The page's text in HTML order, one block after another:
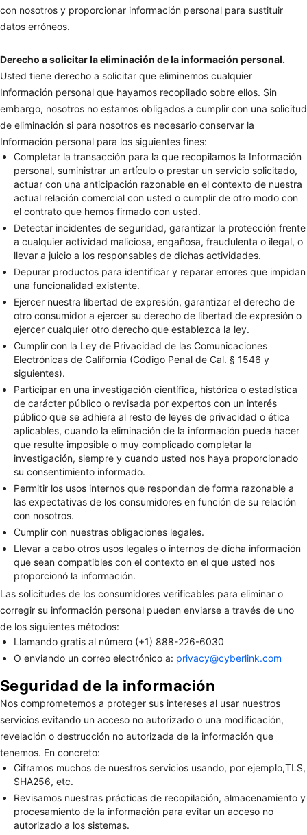
con nosotros y proporcionar información personal para sustituir
datos erróneos.
Derecho a solicitar la eliminación de la información personal.
Usted tiene derecho a solicitar que eliminemos cualquier
Información personal que hayamos recopilado sobre ellos. Sin
embargo, nosotros no estamos obligados a cumplir con una solicitud
de eliminación si para nosotros es necesario conservar la
Información personal para los siguientes fines:
Completar la transacción para la que recopilamos la Información
personal, suministrar un artículo o prestar un servicio solicitado,
actuar con una anticipación razonable en el contexto de nuestra
actual relación comercial con usted o cumplir de otro modo con
el contrato que hemos firmado con usted.
Detectar incidentes de seguridad, garantizar la protección frente
a cualquier actividad maliciosa, engañosa, fraudulenta o ilegal, o
llevar a juicio a los responsables de dichas actividades.
Depurar productos para identificar y reparar errores que impidan
una funcionalidad existente.
Ejercer nuestra libertad de expresión, garantizar el derecho de
otro consumidor a ejercer su derecho de libertad de expresión o
ejercer cualquier otro derecho que establezca la ley.
Cumplir con la Ley de Privacidad de las Comunicaciones
Electrónicas de California (Código Penal de Cal. § 1546 y
siguientes).
Participar en una investigación científica, histórica o estadística
de carácter público o revisada por expertos con un interés
público que se adhiera al resto de leyes de privacidad o ética
aplicables, cuando la eliminación de la información pueda hacer
que resulte imposible o muy complicado completar la
investigación, siempre y cuando usted nos haya proporcionado
su consentimiento informado.
Permitir los usos internos que respondan de forma razonable a
las expectativas de los consumidores en función de su relación
con nosotros.
Cumplir con nuestras obligaciones legales.
Llevar a cabo otros usos legales o internos de dicha información
que sean compatibles con el contexto en el que usted nos
proporcionó la información.
Las solicitudes de los consumidores verificables para eliminar o
corregir su información personal pueden enviarse a través de uno
de los siguientes métodos:
Llamando gratis al número (+1) 888-226-6030
O enviando un correo electrónico a: privacy@cyberlink.com
Seguridad de la información
Nos comprometemos a proteger sus intereses al usar nuestros
servicios evitando un acceso no autorizado o una modificación,
revelación o destrucción no autorizada de la información que
tenemos. En concreto:
Ciframos muchos de nuestros servicios usando, por ejemplo,TLS,
SHA256, etc.
Revisamos nuestras prácticas de recopilación, almacenamiento y
procesamiento de la información para evitar un acceso no
autorizado a los sistemas.